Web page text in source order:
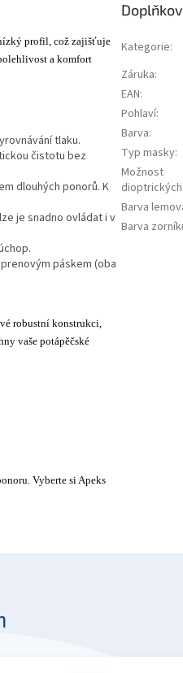
profil, což zajišťuje
a komfort
tlaku.
čistotu bez
dlouhých ponorů. K
je snadno ovládat i v
páskem (oba
robustní konstrukci,
vaše potápěčské
Vyberte si Apeks
Kategorie:
Záruka:
EAN:
Pohlaví:
Barva:
Typ masky:
Možnost
Barva
Barva